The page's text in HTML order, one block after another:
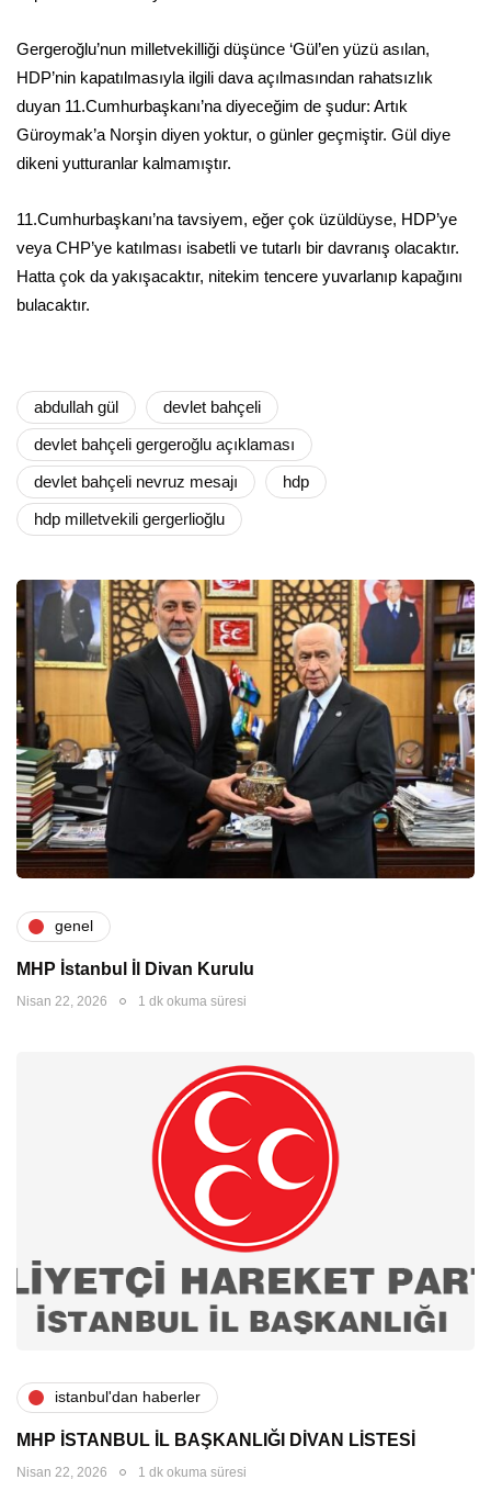
Gergeroğlu’nun milletvekilliği düşünce ‘Gül’en yüzü asılan,
HDP’nin kapatılmasıyla ilgili dava açılmasından rahatsızlık
duyan 11.Cumhurbaşkanı’na diyeceğim de şudur: Artık
Güroymak’a Norşin diyen yoktur, o günler geçmiştir. Gül diye
dikeni yutturanlar kalmamıştır.
11.Cumhurbaşkanı’na tavsiyem, eğer çok üzüldüyse, HDP’ye
veya CHP’ye katılması isabetli ve tutarlı bir davranış olacaktır.
Hatta çok da yakışacaktır, nitekim tencere yuvarlanıp kapağını
bulacaktır.
abdullah gül
devlet bahçeli
devlet bahçeli gergeroğlu açıklaması
devlet bahçeli nevruz mesajı
hdp
hdp milletvekili gergerlioğlu
genel
MHP İstanbul İl Divan Kurulu
Nisan 22, 2026 1 dk okuma süresi
i̇stanbul'dan haberler
MHP İSTANBUL İL BAŞKANLIĞI DİVAN LİSTESİ
Nisan 22, 2026 1 dk okuma süresi